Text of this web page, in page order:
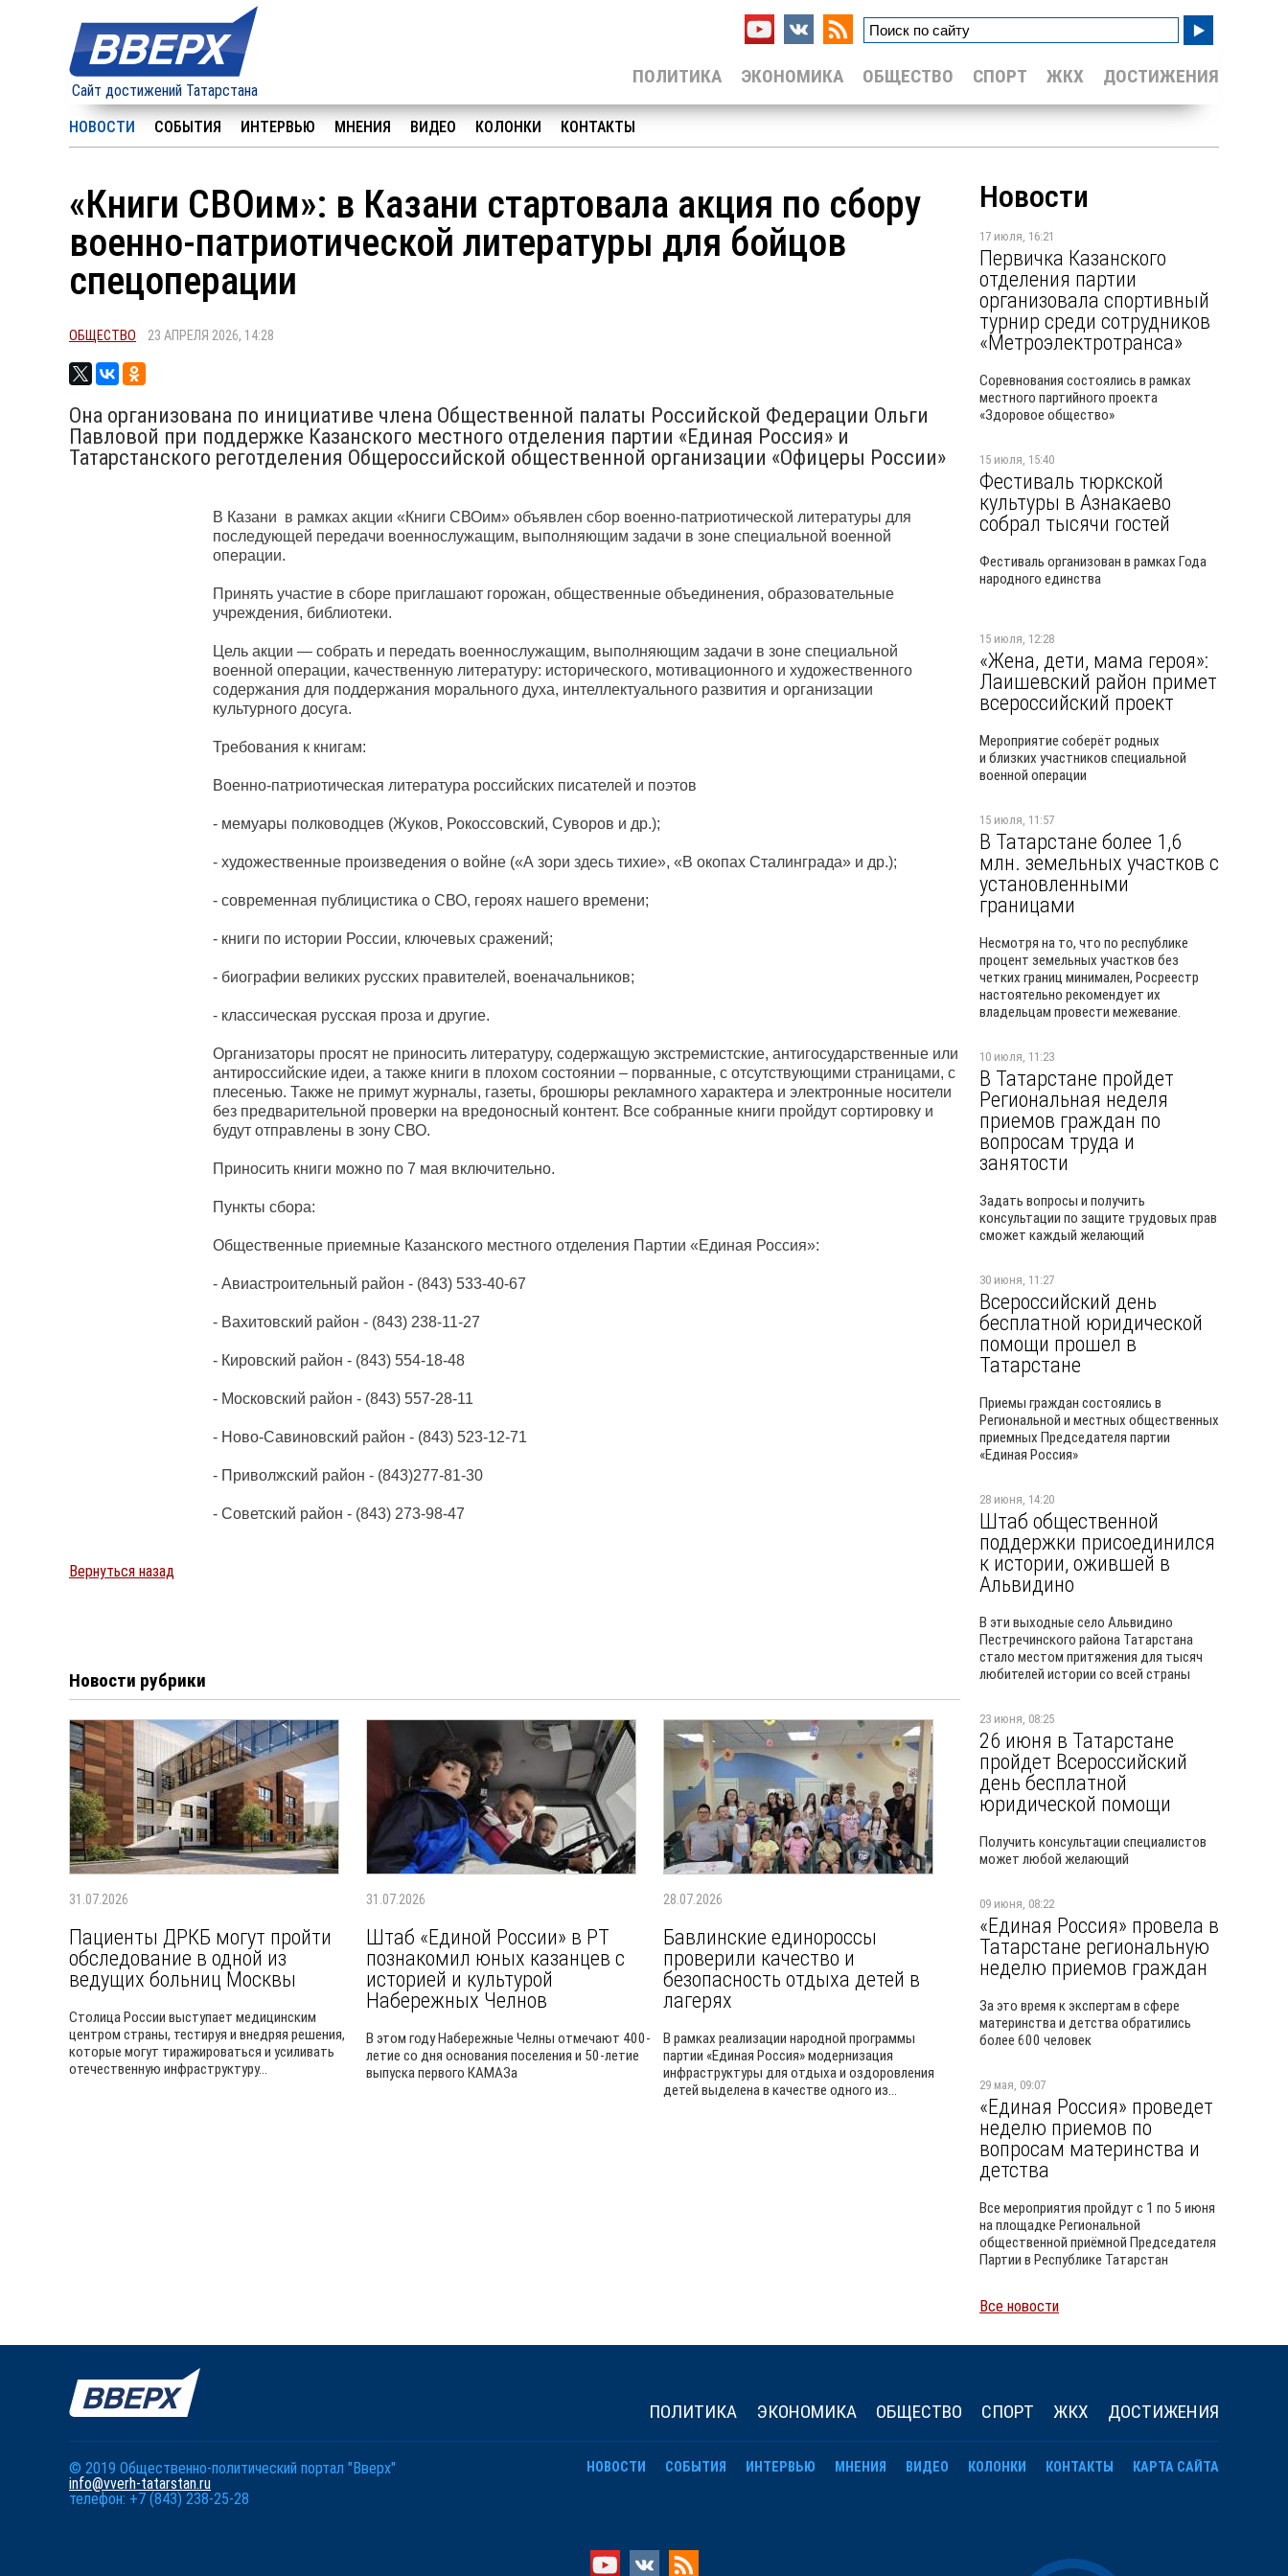
Сайт достижений Татарстана
ДОСТИЖЕНИЯ
ЖКХ
СПОРТ
ОБЩЕСТВО
ЭКОНОМИКА
ПОЛИТИКА
НОВОСТИ СОБЫТИЯ ИНТЕРВЬЮ МНЕНИЯ ВИДЕО КОЛОНКИ КОНТАКТЫ
«Книги СВОим»: в Казани стартовала акция по сбору
военно-патриотической литературы для бойцов
спецоперации
ОБЩЕСТВО 23 АПРЕЛЯ 2026, 14:28
Она организована по инициативе члена Общественной палаты Российской Федерации Ольги
Павловой при поддержке Казанского местного отделения партии «Единая Россия» и
Татарстанского реготделения Общероссийской общественной организации «Офицеры России»
В Казани в рамках акции «Книги СВОим» объявлен сбор военно-патриотической литературы для
последующей передачи военнослужащим, выполняющим задачи в зоне специальной военной
операции.
Принять участие в сборе приглашают горожан, общественные объединения, образовательные
учреждения, библиотеки.
Цель акции — собрать и передать военнослужащим, выполняющим задачи в зоне специальной
военной операции, качественную литературу: исторического, мотивационного и художественного
содержания для поддержания морального духа, интеллектуального развития и организации
культурного досуга.
Требования к книгам:
Военно-патриотическая литература российских писателей и поэтов
- мемуары полководцев (Жуков, Рокоссовский, Суворов и др.);
- художественные произведения о войне («А зори здесь тихие», «В окопах Сталинграда» и др.);
- современная публицистика о СВО, героях нашего времени;
- книги по истории России, ключевых сражений;
- биографии великих русских правителей, военачальников;
- классическая русская проза и другие.
Организаторы просят не приносить литературу, содержащую экстремистские, антигосударственные или
антироссийские идеи, а также книги в плохом состоянии – порванные, с отсутствующими страницами, с
плесенью. Также не примут журналы, газеты, брошюры рекламного характера и электронные носители
без предварительной проверки на вредоносный контент. Все собранные книги пройдут сортировку и
будут отправлены в зону СВО.
Приносить книги можно по 7 мая включительно.
Пункты сбора:
Общественные приемные Казанского местного отделения Партии «Единая Россия»:
- Авиастроительный район - (843) 533-40-67
- Вахитовский район - (843) 238-11-27
- Кировский район - (843) 554-18-48
- Московский район - (843) 557-28-11
- Ново-Савиновский район - (843) 523-12-71
- Приволжский район - (843)277-81-30
- Советский район - (843) 273-98-47
Вернуться назад
Новости рубрики
31.07.2026
Пациенты ДРКБ могут пройти
обследование в одной из
ведущих больниц Москвы
Столица России выступает медицинским
центром страны, тестируя и внедряя решения,
которые могут тиражироваться и усиливать
отечественную инфраструктуру...
31.07.2026
Штаб «Единой России» в РТ
познакомил юных казанцев с
историей и культурой
Набережных Челнов
В этом году Набережные Челны отмечают 400-
летие со дня основания поселения и 50-летие
выпуска первого КАМАЗа
28.07.2026
Бавлинские единороссы
проверили качество и
безопасность отдыха детей в
лагерях
В рамках реализации народной программы
партии «Единая Россия» модернизация
инфраструктуры для отдыха и оздоровления
детей выделена в качестве одного из...
Новости
17 июля, 16:21
Первичка Казанского
отделения партии
организовала спортивный
турнир среди сотрудников
«Метроэлектротранса»
Соревнования состоялись в рамках
местного партийного проекта
«Здоровое общество»
15 июля, 15:40
Фестиваль тюркской
культуры в Азнакаево
собрал тысячи гостей
Фестиваль организован в рамках Года
народного единства
15 июля, 12:28
«Жена, дети, мама героя»:
Лаишевский район примет
всероссийский проект
Мероприятие соберёт родных
и близких участников специальной
военной операции
15 июля, 11:57
В Татарстане более 1,6
млн. земельных участков с
установленными
границами
Несмотря на то, что по республике
процент земельных участков без
четких границ минимален, Росреестр
настоятельно рекомендует их
владельцам провести межевание.
10 июля, 11:23
В Татарстане пройдет
Региональная неделя
приемов граждан по
вопросам труда и
занятости
Задать вопросы и получить
консультации по защите трудовых прав
сможет каждый желающий
30 июня, 11:27
Всероссийский день
бесплатной юридической
помощи прошел в
Татарстане
Приемы граждан состоялись в
Региональной и местных общественных
приемных Председателя партии
«Единая Россия»
28 июня, 14:20
Штаб общественной
поддержки присоединился
к истории, ожившей в
Альвидино
В эти выходные село Альвидино
Пестречинского района Татарстана
стало местом притяжения для тысяч
любителей истории со всей страны
23 июня, 08:25
26 июня в Татарстане
пройдет Всероссийский
день бесплатной
юридической помощи
Получить консультации специалистов
может любой желающий
09 июня, 08:22
«Единая Россия» провела в
Татарстане региональную
неделю приемов граждан
За это время к экспертам в сфере
материнства и детства обратились
более 600 человек
29 мая, 09:07
«Единая Россия» проведет
неделю приемов по
вопросам материнства и
детства
Все мероприятия пройдут с 1 по 5 июня
на площадке Региональной
общественной приёмной Председателя
Партии в Республике Татарстан
Все новости
ДОСТИЖЕНИЯ
ЖКХ
СПОРТ
ОБЩЕСТВО
ЭКОНОМИКА
ПОЛИТИКА
© 2019 Общественно-политический портал "Вверх"
info@vverh-tatarstan.ru
телефон: +7 (843) 238-25-28
НОВОСТИ СОБЫТИЯ ИНТЕРВЬЮ МНЕНИЯ ВИДЕО КОЛОНКИ КОНТАКТЫ КАРТА САЙТА